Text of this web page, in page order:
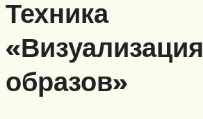
Техника
«Визуализация
образов»